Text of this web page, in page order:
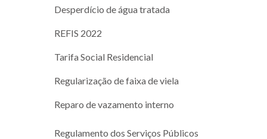
Desperdício de água tratada
REFIS 2022
Tarifa Social Residencial
Regularização de faixa de viela
Reparo de vazamento interno
Regulamento dos Serviços Públicos